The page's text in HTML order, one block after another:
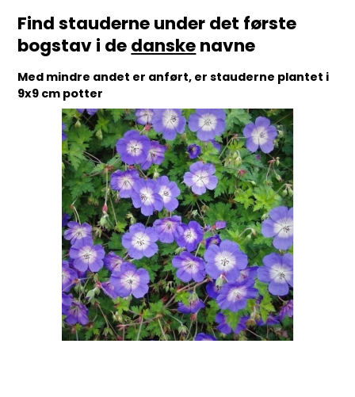
Find stauderne under det første
bogstav i dedanskenavne
Med mindre andet er anført, er stauderne plantet i
9x9 cm potter